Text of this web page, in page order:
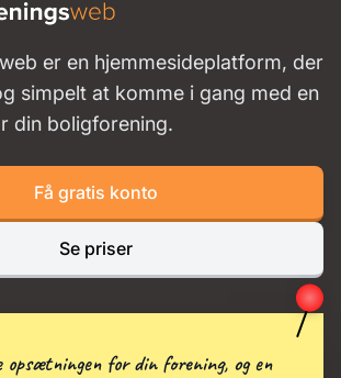
er en hjemmesideplatform, der
simpelt at komme i gang med en
din boligforening.
Få gratis konto
Se priser
opsætningen for din forening, og en